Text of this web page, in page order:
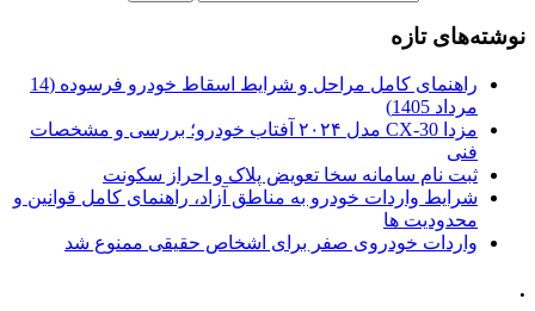
نوشته‌های تازه
راهنمای کامل مراحل و شرایط اسقاط خودرو فرسوده (14
مرداد 1405)
مزدا CX-30 مدل ۲۰۲۴ آفتاب خودرو؛ بررسی و مشخصات
فنی
ثبت نام سامانه سخا تعویض پلاک و احراز سکونت
شرایط واردات خودرو به مناطق آزاد، راهنمای کامل قوانین و
محدودیت ها
واردات خودروی صفر برای اشخاص حقیقی ممنوع شد
.